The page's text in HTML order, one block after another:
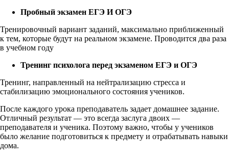
Пробный экзамен ЕГЭ И ОГЭ
Тренировочный вариант заданий, максимально приближенный
к тем, которые будут на реальном экзамене. Проводится два раза
в учебном году
Тренинг психолога перед экзаменом ЕГЭ и ОГЭ
Тренинг, направленный на нейтрализацию стресса и
стабилизацию эмоционального состояния учеников.
После каждого урока преподаватель задает домашнее задание.
Отличный результат — это всегда заслуга двоих —
преподавателя и ученика. Поэтому важно, чтобы у учеников
было желание подготовиться к предмету и отрабатывать навыки
дома.